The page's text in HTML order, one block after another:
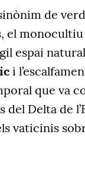
de
el monocultiu
espai natural
i
que va
del Delta de
vaticinis